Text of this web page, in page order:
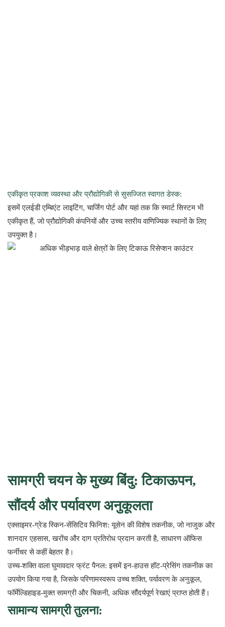
एकीकृत प्रकाश व्यवस्था और प्रौद्योगिकी से सुसज्जित स्वागत डेस्क:
इसमें एलईडी एम्बिएंट लाइटिंग, चार्जिंग पोर्ट और यहां तक ​​कि स्मार्ट सिस्टम भी
एकीकृत हैं, जो प्रौद्योगिकी कंपनियों और उच्च स्तरीय वाणिज्यिक स्थानों के लिए
उपयुक्त है।
सामग्री चयन के मुख्य बिंदु: टिकाऊपन,
सौंदर्य और पर्यावरण अनुकूलता
एक्साइमर-ग्रेड स्किन-सेंसिटिव फिनिश: यूसेन की विशेष तकनीक, जो नाजुक और
शानदार एहसास, खरोंच और दाग प्रतिरोध प्रदान करती है, साधारण ऑफिस
फर्नीचर से कहीं बेहतर है।
उच्च-शक्ति वाला घुमावदार फ्रंट पैनल: इसमें इन-हाउस हॉट-प्रेसिंग तकनीक का
उपयोग किया गया है, जिसके परिणामस्वरूप उच्च शक्ति, पर्यावरण के अनुकूल,
फॉर्मेल्डिहाइड-मुक्त सामग्री और चिकनी, अधिक सौंदर्यपूर्ण रेखाएं प्राप्त होती हैं।
सामान्य सामग्री तुलना: